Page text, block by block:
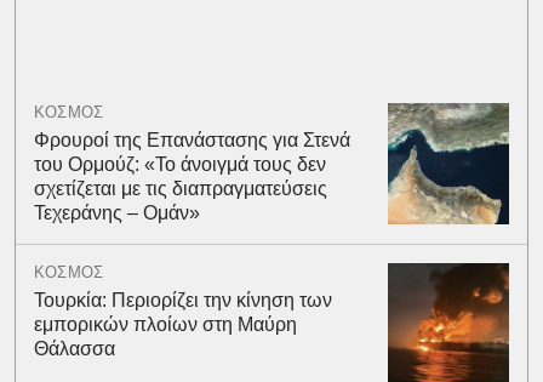
ΚΟΣΜΟΣ
Φρουροί της Επανάστασης για Στενά
του Ορμούζ: «Το άνοιγμά τους δεν
σχετίζεται με τις διαπραγματεύσεις
Τεχεράνης – Ομάν»
ΚΟΣΜΟΣ
Τουρκία: Περιορίζει την κίνηση των
εμπορικών πλοίων στη Μαύρη
Θάλασσα